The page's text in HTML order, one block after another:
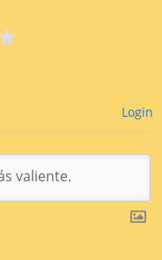
Login